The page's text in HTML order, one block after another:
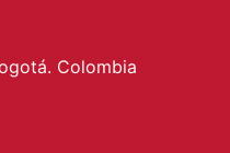
Colombia